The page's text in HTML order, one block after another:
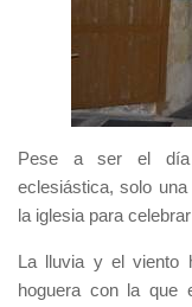
Pese a ser el día
eclesiástica, solo
la iglesia para
La lluvia y el viento
hoguera con la que